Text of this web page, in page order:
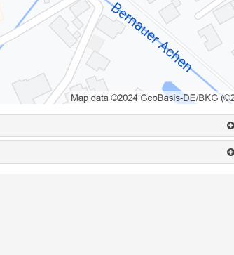
eine Ausfallrechnung gestellt.